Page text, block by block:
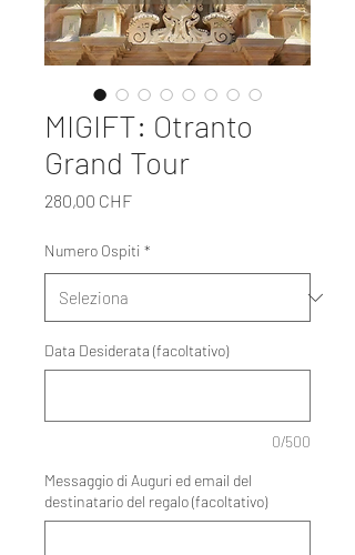
MIGIFT: Otranto
Grand Tour
280,00 CHFPrezzo
Numero Ospiti *
Data Desiderata (facoltativo)
0/500
Messaggio di Auguri ed email del
destinatario del regalo (facoltativo)